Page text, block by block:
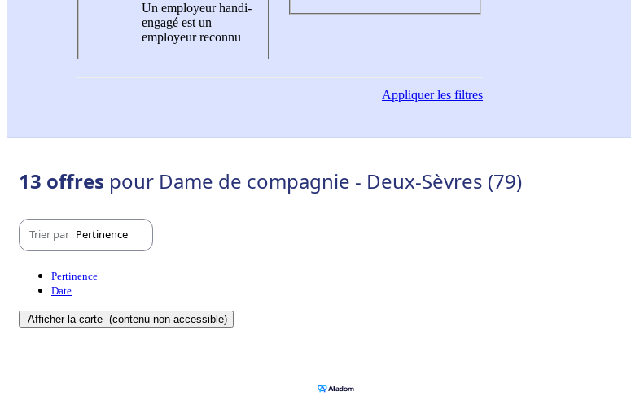
Un employeur handi-
engagé est un
employeur reconnu
Appliquerles filtres
13 offres pour Dame de compagnie - Deux-Sèvres (79)
Trier par Pertinence
Pertinence
Date
Afficher la carte (contenu non-accessible)